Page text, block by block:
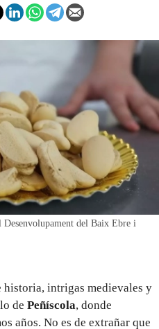
INICIAR SESIÓN
Desenvolupament del Baix Ebre i
historia, intrigas medievales y
de Peñíscola, donde
años. No es de extrañar que